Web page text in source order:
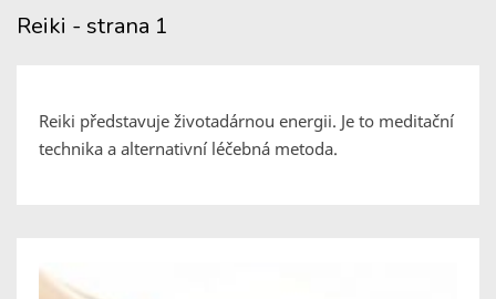
Reiki - strana 1
Reiki představuje životadárnou energii. Je to meditační
technika a alternativní léčebná metoda.